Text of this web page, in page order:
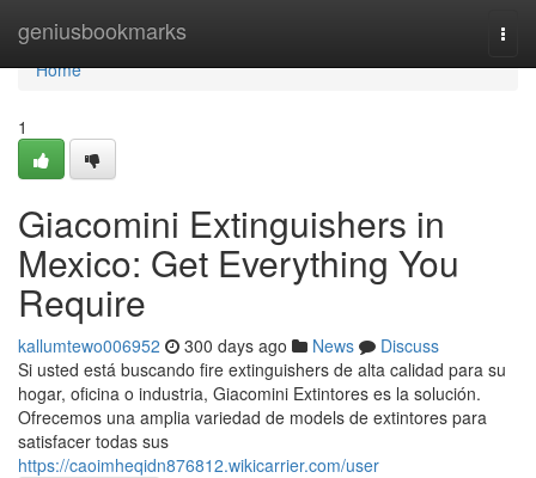
geniusbookmarks
Home
Home
1
Giacomini Extinguishers in
Mexico: Get Everything You
Require
kallumtewo006952 300 days ago News
Discuss
Si usted está buscando fire extinguishers de alta calidad para su
hogar, oficina o industria, Giacomini Extintores es la solución.
Ofrecemos una amplia variedad de models de extintores para
satisfacer todas sus
https://caoimheqidn876812.wikicarrier.com/user